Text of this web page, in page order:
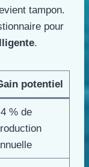
tampon.
pour
.
potentiel
% de